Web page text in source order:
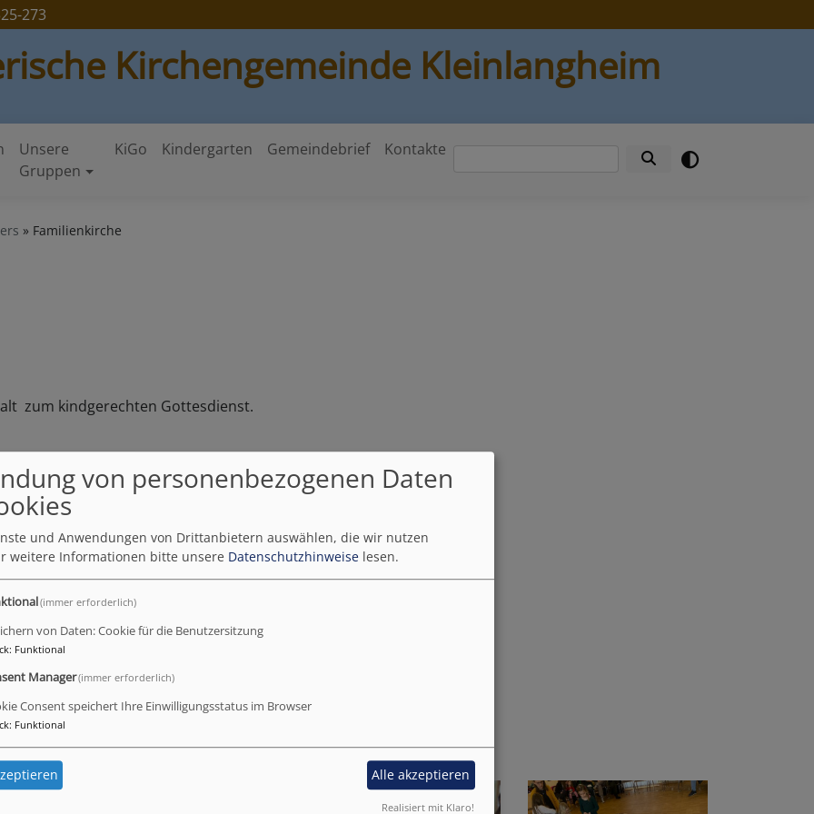
273
Kirchengemeinde Kleinlangheim
Unsere
Gruppen
KiGo Kindergarten Gemeindebrief KontakteSuche
Familienkirche
zum kindgerechten Gottesdienst.
2026 um 10:30 Uhr
Impressionen aus der Familienkirche
von personenbezogenen Daten
und Anwendungen von Drittanbietern auswählen, die wir nutzen
weitere Informationen bitte unsere Datenschutzhinweise lesen.
(immer erforderlich)
von Daten: Cookie für die Benutzersitzung
: Funktional
Manager(immer erforderlich)
Consent speichert Ihre Einwilligungsstatus im Browser
: Funktional
Alle akzeptieren
Realisiert mit Klaro!